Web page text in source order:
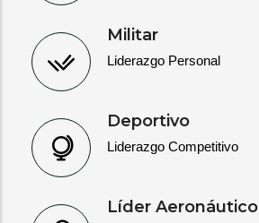
Militar
Liderazgo Personal
Deportivo
Liderazgo Competitivo
Líder Aeronáutico